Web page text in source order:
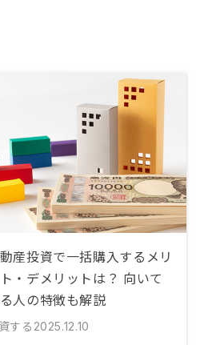
産投資で一括購入するメリ
・デメリットは？ 向いて
人の特徴も解説
する 2025.12.10